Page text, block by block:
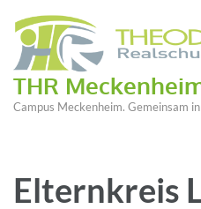
THR
Campus Meckenheim. Gemeinsam
Elternkreis